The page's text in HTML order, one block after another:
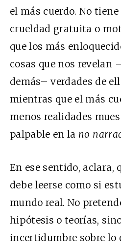
el más cuerdo. No
crueldad gratuita o
que los más
cosas que nos revelan
demás– verdades de
mientras que el más
menos realidades
palpable en la no
En ese sentido, aclara,
debe leerse como si
mundo real. No
hipótesis o teorías,
incertidumbre sobre lo